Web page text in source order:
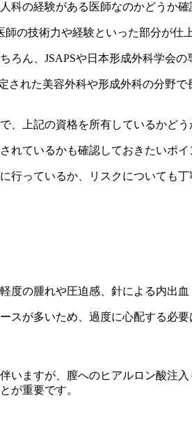
科の経験がある医師なのかどうか確
の技術力や経験といった部分が仕
ろん、JSAPSや日本形成外科学会
された美容外科や形成外科の分野
、上記の資格を所有しているかどう
れているかも確認しておきたいポイ
行っているか、リスクについても
度の腫れや圧迫感、針による内出
スが多いため、過度に心配する必
いますが、膣へのヒアルロン酸注
が重要です。